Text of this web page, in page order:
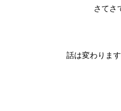
さてさ
話は変わります